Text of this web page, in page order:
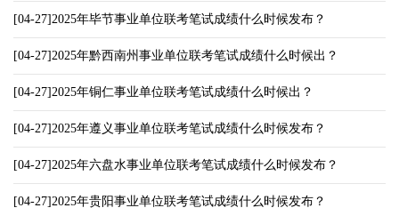
[04-27]2025年毕节事业单位联考笔试成绩什么时候发布？
[04-27]2025年黔西南州事业单位联考笔试成绩什么时候出？
[04-27]2025年铜仁事业单位联考笔试成绩什么时候出？
[04-27]2025年遵义事业单位联考笔试成绩什么时候发布？
[04-27]2025年六盘水事业单位联考笔试成绩什么时候发布？
[04-27]2025年贵阳事业单位联考笔试成绩什么时候发布？